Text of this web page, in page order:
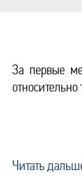
За первые
Читать